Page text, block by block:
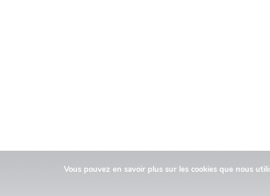
Vous pouvez en savoir plus sur les cookies que nous